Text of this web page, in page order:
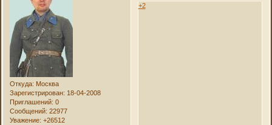
Откуда: Москва
Зарегистрирован: 18-04-2008
Приглашений: 0
Сообщений: 22977
Уважение: +26512
+2